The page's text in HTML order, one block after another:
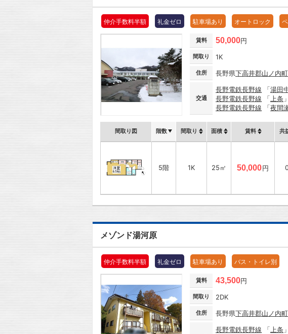
仲介手数料半額 礼金ゼロ 駐車場あり オートロック
賃料 50,000円
間取り 1K
住所 長野県下高井郡山ノ内町
交通
長野電鉄長野線 「湯田
長野電鉄長野線 「 上条
長野電鉄長野線 「夜間
間取り図 階数 間取り 面積 賃料 共
5階 1K 25㎡ 50,000円
メゾンド湯河原
仲介手数料半額 礼金ゼロ 駐車場あり バス・トイレ別
賃料 43,500円
間取り 2DK
住所 長野県下高井郡山ノ内町
長野電鉄長野線 「 上条